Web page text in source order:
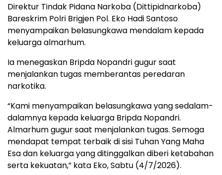
Direktur Tindak Pidana Narkoba (Dittipidnarkoba)
Bareskrim Polri Brigjen Pol. Eko Hadi Santoso
menyampaikan belasungkawa mendalam kepada
keluarga almarhum.
Ia menegaskan Bripda Nopandri gugur saat
menjalankan tugas memberantas peredaran
narkotika.
“Kami menyampaikan belasungkawa yang sedalam-
dalamnya kepada keluarga Bripda Nopandri.
Almarhum gugur saat menjalankan tugas. Semoga
mendapat tempat terbaik di sisi Tuhan Yang Maha
Esa dan keluarga yang ditinggalkan diberi ketabahan
serta kekuatan,” kata Eko, Sabtu (4/7/2026).